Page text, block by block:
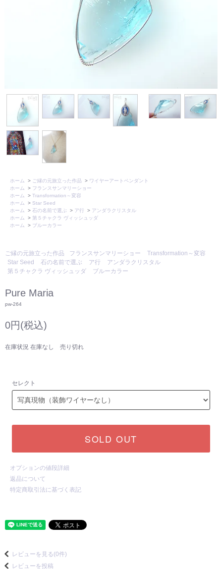
ホーム > ご縁の元旅立った作品 > ワイヤーアートペンダント
ホーム
> フランスサンマリーショー
ホーム
> Transformation～変容
ホーム
> Star Seed
ホーム
> 石の名前で選ぶ > ア行 > アンダラクリスタル
ホーム
> 第５チャクラ ヴィッシュッダ
ホーム
> ブルーカラー
ご縁の元旅立った作品 フランスサンマリーショー
Transformation～変容
Star Seed
石の名前で選ぶ ア行
アンダラクリスタル
第５チャクラ ヴィッシュッダ
ブルーカラー
Pure Maria
pw-264
0円(税込)
在庫状況 在庫なし 売り切れ
セレクト
SOLD OUT
オプションの値段詳細
返品について
特定商取引法に基づく表記
レビューを見る(0件)
レビューを投稿